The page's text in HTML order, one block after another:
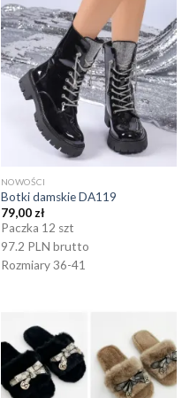
NOWOŚCI
Botki damskie DA119
79,00zł
Paczka 12 szt
97.2 PLN brutto
Rozmiary 36-41